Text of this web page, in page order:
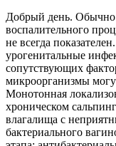
Добрый день. Обычно
воспалительного
не всегда
урогенитальные
сопутствующих
микроорганизмы
Монотонная
хроническом
влагалища с
бактериального